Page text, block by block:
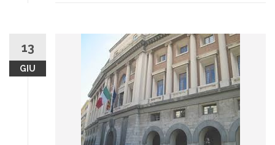
13
GIU